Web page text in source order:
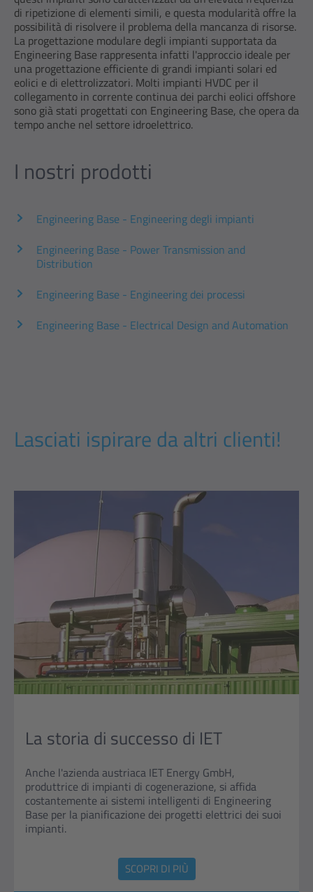
di ripetizione di elementi simili, e questa modularità offre la
possibilità di risolvere il problema della mancanza di risorse.
La progettazione modulare degli impianti supportata da
Engineering Base rappresenta infatti l'approccio ideale per
una progettazione efficiente di grandi impianti solari ed
eolici e di elettrolizzatori. Molti impianti HVDC per il
collegamento in corrente continua dei parchi eolici offshore
sono già stati progettati con Engineering Base, che opera da
tempo anche nel settore idroelettrico.
I nostri prodotti
Engineering Base - Engineering degli impianti
Engineering Base - Power Transmission and
Distribution
Engineering Base - Engineering dei processi
Engineering Base - Electrical Design and Automation
Lasciati ispirare da altri clienti!
La storia di successo di IET
Anche l'azienda austriaca IET Energy GmbH,
produttrice di impianti di cogenerazione, si affida
costantemente ai sistemi intelligenti di Engineering
Base per la pianificazione dei progetti elettrici dei suoi
impianti.
SCOPRI DI PIÙ